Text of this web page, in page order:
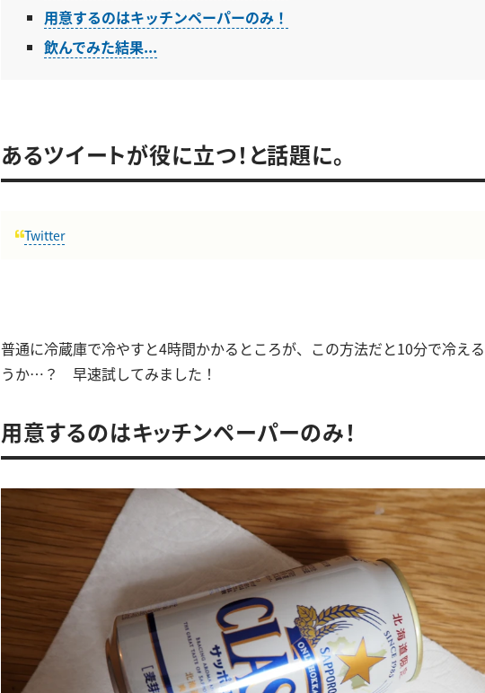
用意するのはキッチンペーパーのみ！
飲んでみた結果...
あるツイートが役に立つ！と話題に。
Twitter
普通に冷蔵庫で冷やすと4時間かかるところが、この方法だと10分で冷え
うか…？ 早速試してみました！
用意するのはキッチンペーパーのみ！